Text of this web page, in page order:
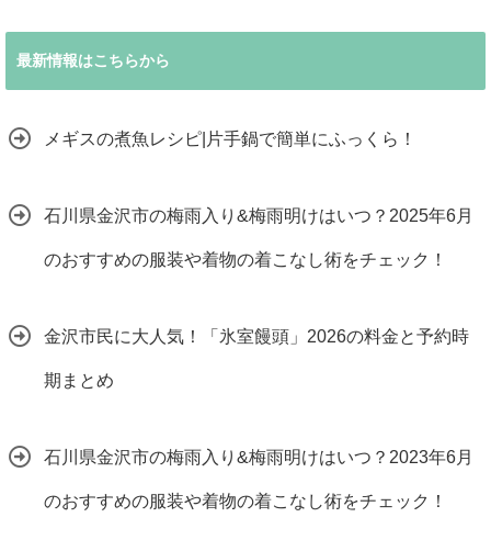
最新情報はこちらから
メギスの煮魚レシピ|片手鍋で簡単にふっくら！
石川県金沢市の梅雨入り&梅雨明けはいつ？2025年6月
のおすすめの服装や着物の着こなし術をチェック！
金沢市民に大人気！「氷室饅頭」2026の料金と予約時
期まとめ
石川県金沢市の梅雨入り&梅雨明けはいつ？2023年6月
のおすすめの服装や着物の着こなし術をチェック！